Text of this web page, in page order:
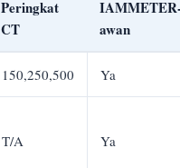
Peringkat
CT
awan
150,250,500 Ya
T/A Ya